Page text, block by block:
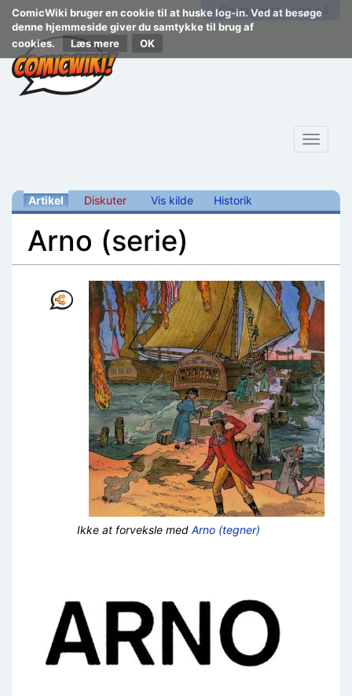
ComicWiki bruger en cookie til at huske log-in. Ved at besøge
denne hjemmeside giver du samtykke til brug af
cookies.
Læs mere
Opret konto Log på
Toggle
Artikel Diskuter Vis kilde Historik
Arno (serie)
Ikke at forveksle med Arno (tegner)